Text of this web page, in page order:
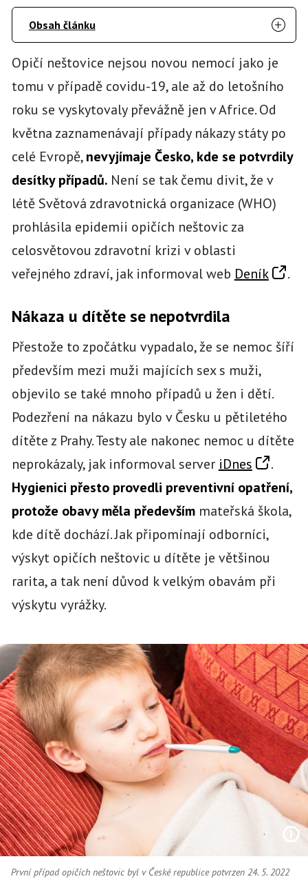
Obsah článku
Opičí neštovice nejsou novou nemocí jako je
tomu v případě covidu-19, ale až do letošního
roku se vyskytovaly převážně jen v Africe. Od
května zaznamenávají případy nákazy státy po
celé Evropě,nevyjímaje Česko, kde se potvrdily
desítky případů. Není se tak čemu divit, že v
létě Světová zdravotnická organizace (WHO)
prohlásila epidemii opičích neštovic za
celosvětovou zdravotní krizi v oblasti
veřejného zdraví, jak informoval web Deník .
Nákaza u dítěte se nepotvrdila
Přestože to zpočátku vypadalo, že se nemoc šíří
především mezi muži majících sex s muži,
objevilo se také mnoho případů u žen i dětí.
Podezření na nákazu bylo v Česku u pětiletého
dítěte z Prahy. Testy ale nakonec nemoc u dítěte
neprokázaly, jak informoval server iDnes
.
Hygienici přesto provedli preventivní opatření,
protože obavy měla předevšímmateřská škola,
kde dítě dochází. Jak připomínají odborníci,
výskyt opičích neštovic u dítěte je většinou
rarita, a tak není důvod k velkým obavám při
výskytu vyrážky.
První případ opičích neštovic byl v České republice potvrzen 24. 5. 2022